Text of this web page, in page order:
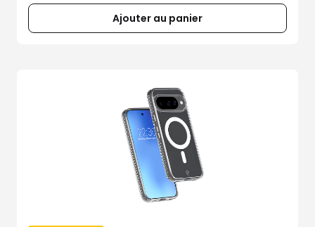
Ajouter au panier